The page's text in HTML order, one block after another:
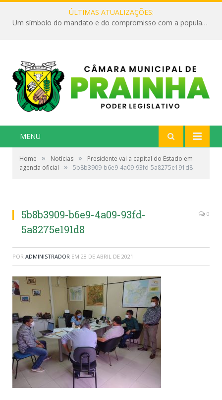
ÚLTIMAS ATUALIZAÇÕES:
Um símbolo do mandato e do compromisso com a população
MENU
Home » Notícias »
Presidente vai a capital do Estado em
agenda oficial
» 5b8b3909-b6e9-4a09-93fd-5a8275e191d8
5b8b3909-b6e9-4a09-93fd-
5a8275e191d8
0
POR ADMINISTRADOR EM 28 DE ABRIL DE 2021